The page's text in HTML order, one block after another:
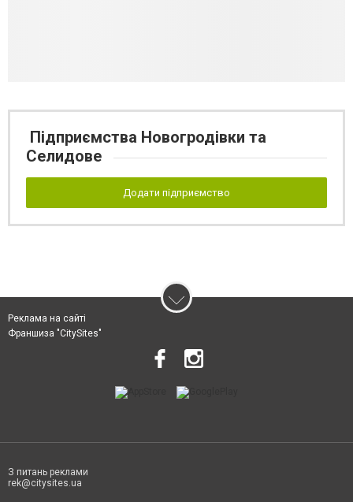
Підприємства Новогродівки та
Селидове
Додати підприємство
Реклама на сайті
Франшиза "CitySites"
З питань реклами
rek@citysites.ua